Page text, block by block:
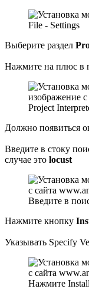
File - Settings
Выберите раздел
Нажмите на плюс в
Project
Должно появиться
Введите в стоку
случае это locust
Введите в
Нажмите кнопку
Указывать Specify
Нажмите